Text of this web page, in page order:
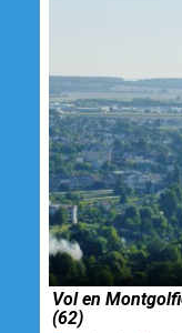
Vol en
(62)